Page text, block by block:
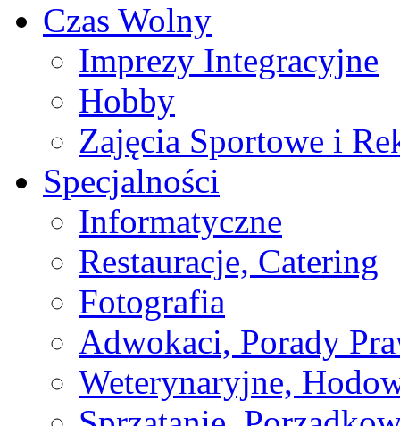
Czas Wolny
Imprezy Integracyjne
Hobby
Zajęcia Sportowe i
Specjalności
Informatyczne
Restauracje, Catering
Fotografia
Adwokaci, Porady
Weterynaryjne,